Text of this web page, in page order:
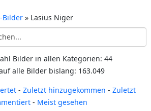
Bilder » Lasius Niger
Bilder in allen Kategorien: 44
alle Bilder bislang: 163.049
- Zuletzt hinzugekommen - Zuletzt
- Meist gesehen